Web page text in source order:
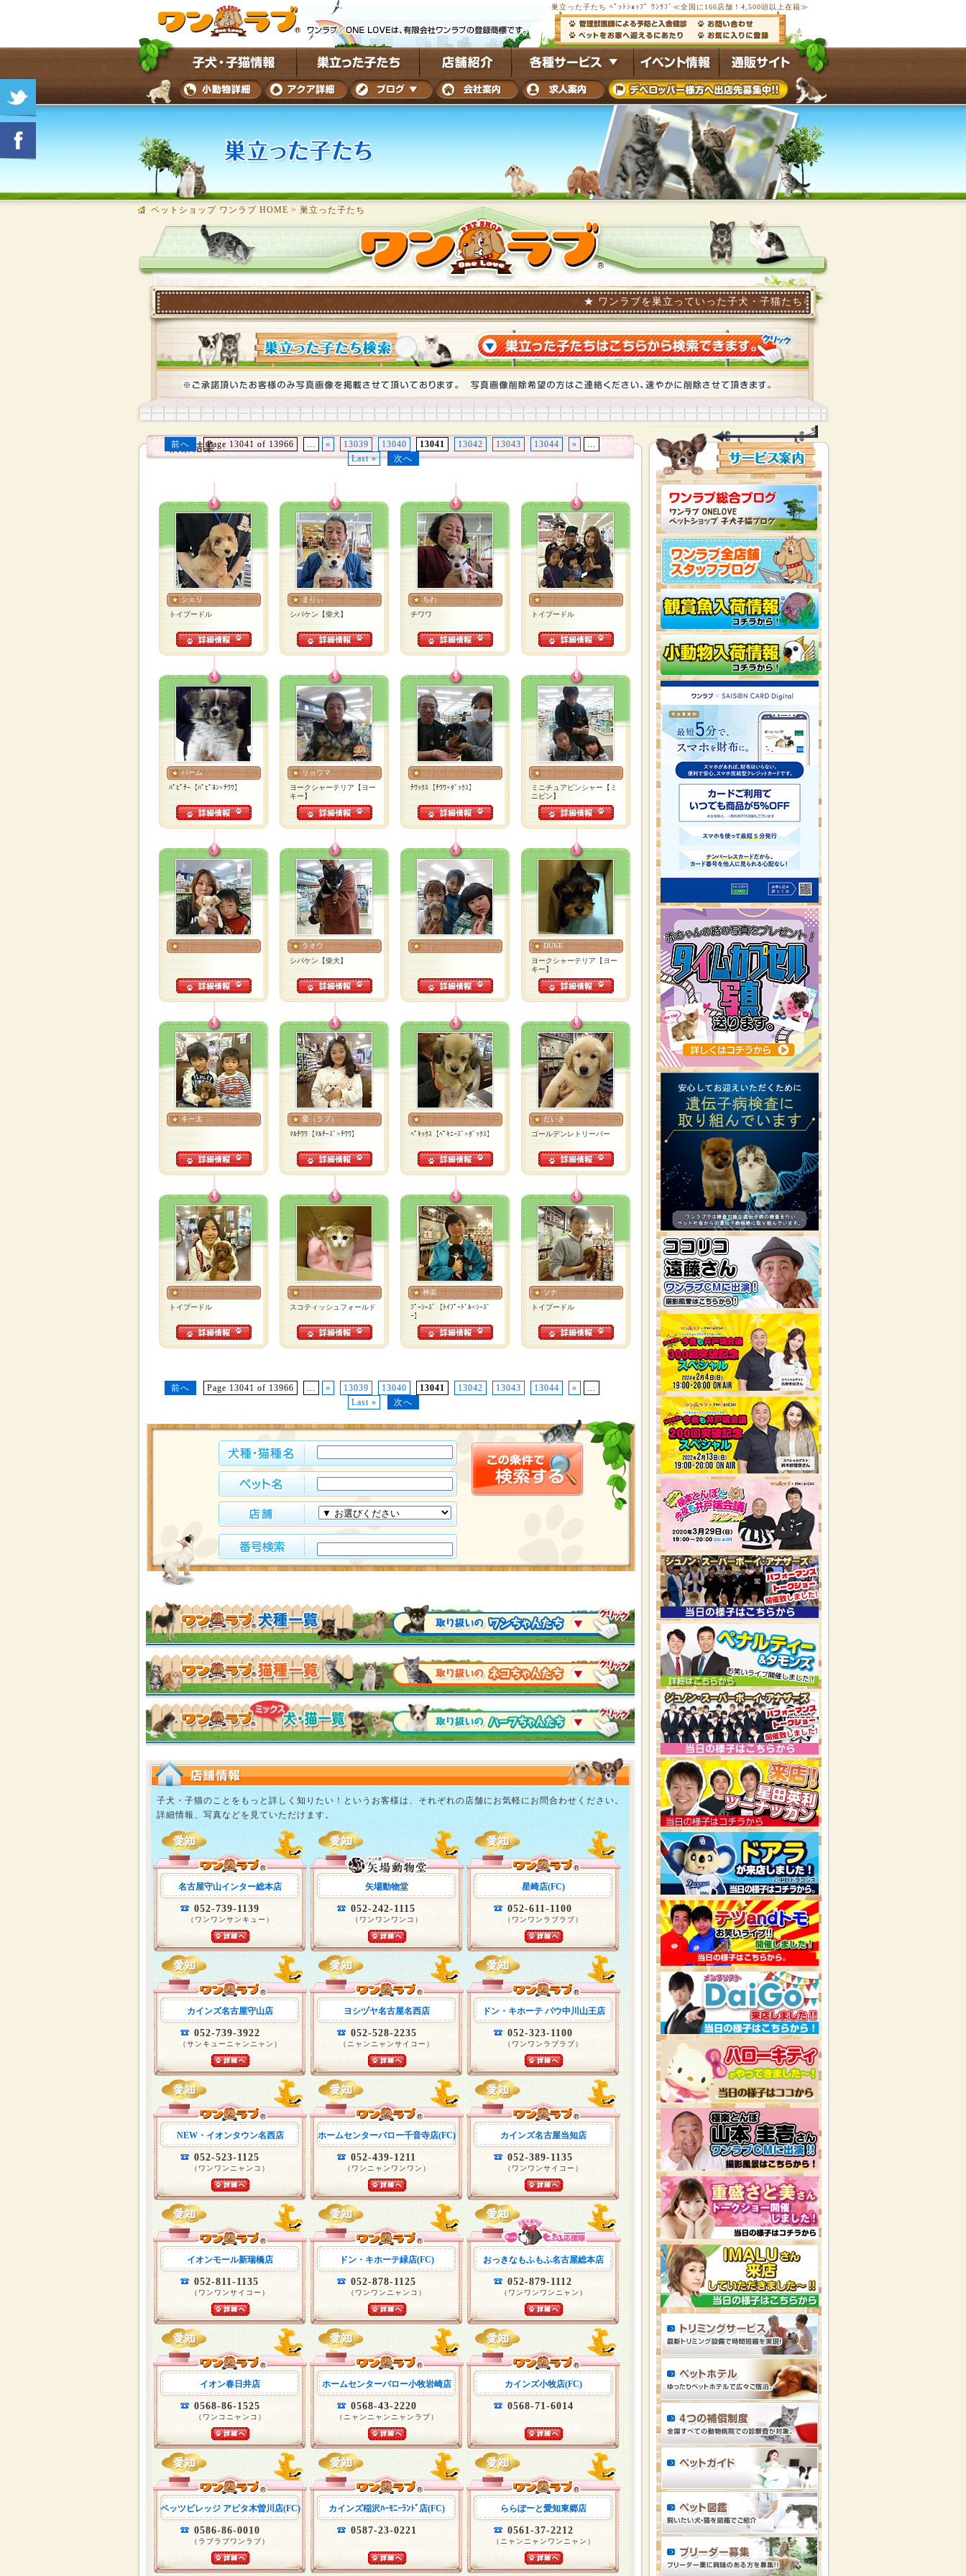
巣立った子たち ﾍﾟｯﾄｼｮｯﾌﾟ ﾜﾝﾗﾌﾞ≪全国に166店舗！4,500頭以上在籍≫
ペットショップ ワンラブ HOME > 巣立った子たち
★ ワンラブを巣立っていった子犬・子猫たちを写真画像で紹介します。
前へ Page 13041 of 13966 ... « 13039 13040 13041 13042 13043 13044 »
...
Last »
次へ
シェリ
トイプードル
まりぃ
シバケン【柴犬】
ちわ
チワワ
トイプードル
バーム
ﾊﾟﾋﾟﾁｰ【ﾊﾟﾋﾟﾖﾝ×ﾁﾜﾜ】
リョウマ
ヨークシャーテリア【ヨー
キー】
ﾁﾜｯｸｽ【ﾁﾜﾜ×ﾀﾞｯｸｽ】
ミニチュアピンシャー【ミ
ニピン】
ラオウ
シバケン【柴犬】
DUKE
ヨークシャーテリア【ヨー
キー】
キー太
愛（ラブ）
ﾏﾙﾁﾜﾜ【ﾏﾙﾁｰｽﾞ×ﾁﾜﾜ】
ﾍﾟｷｯｸｽ【ﾍﾟｷﾆｰｽﾞ×ﾀﾞｯｸｽ】
だいき
ゴールデンレトリーバー
トイプードル スコティッシュフォールド
神楽
ﾌﾟｰｼｰｽﾞ【ﾄｲﾌﾟｰﾄﾞﾙ×ｼｰｽﾞ
ｰ】
ソナ
トイプードル
前へ Page 13041 of 13966 ... « 13039 13040 13041 13042 13043 13044 »
...
Last »
次へ
子犬・子猫のことをもっと詳しく知りたい！というお客様は、それぞれの店舗にお気軽にお問合わせください。
詳細情報、写真などを見ていただけます。
名古屋守山インター総本店
052-739-1139
（ワンワンサンキュー）
矢場動物堂
052-242-1115
（ワンワンワンコ）
星崎店(FC)
052-611-1100
（ワンワンラブラブ）
カインズ名古屋守山店
052-739-3922
（サンキューニャンニャン）
ヨシヅヤ名古屋名西店
052-528-2235
（ニャンニャンサイコー）
ドン・キホーテ パウ中川山王店
052-323-1100
（ワンワンラブラブ）
NEW・イオンタウン名西店
052-523-1125
（ワンワンニャンコ）
ホームセンターバロー千音寺店(FC)
052-439-1211
（ワンニャンワンワン）
カインズ名古屋当知店
052-389-1135
（ワンワンサイコー）
イオンモール新瑞橋店
052-811-1135
（ワンワンサイコー）
ドン・キホーテ緑店(FC)
052-878-1125
（ワンワンニャンコ）
おっきなもふもふ名古屋総本店
052-879-1112
（ワンワンワンニャン）
イオン春日井店
0568-86-1525
（ワンコニャンコ）
ホームセンターバロー小牧岩崎店
0568-43-2220
（ニャンニャンニャンラブ）
カインズ小牧店(FC)
0568-71-6014
ペッツビレッジ アピタ木曽川店(FC)
0586-86-0010
（ラブラブワンラブ）
カインズ稲沢ﾊｰﾓﾆｰﾗﾝﾄﾞ店(FC)
0587-23-0221
ららぽーと愛知東郷店
0561-37-2212
（ニャンニャンワンニャン）